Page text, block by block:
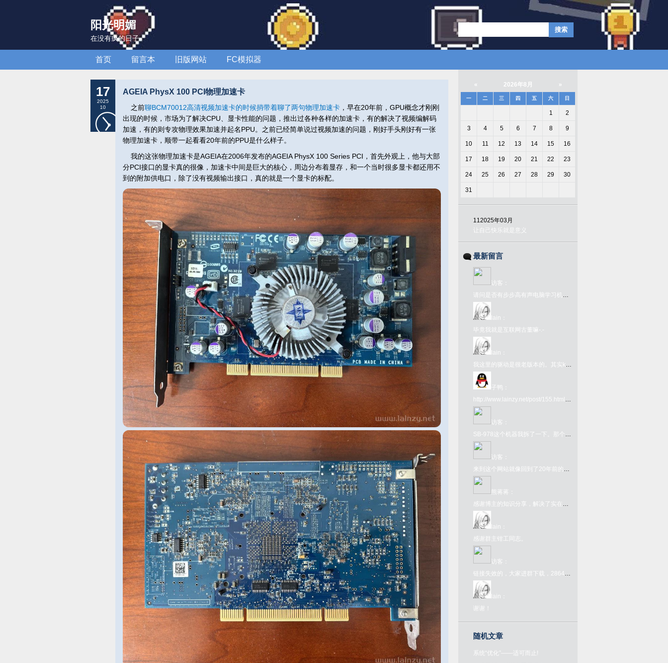
阳光明媚
在没有疯的日子
首页 留言本 旧版网站 FC模拟器
17
2025
10
AGEIA PhysX 100 PCI物理加速卡
之前聊BCM70012高清视频加速卡的时候捎带着聊了两句物理加速卡 ，早在20年前，GPU概念才刚刚
出现的时候，市场为了解决CPU、显卡性能的问题，推出过各种各样的加速卡，有的解决了视频编解码
加速，有的则专攻物理效果加速并起名PPU。之前已经简单说过视频加速的问题，刚好手头刚好有一张
物理加速卡，顺带一起看看20年前的PPU是什么样子。
我的这张物理加速卡是AGEIA在2006年发布的AGEIA PhysX 100 Series PCI，首先外观上，他与大部
分PCI接口的显卡真的很像，加速卡中间是巨大的核心，周边分布着显存，和一个当时很多显卡都还用不
到的附加供电口，除了没有视频输出接口，真的就是一个显卡的标配。
« 2026年8月 »
一 二 三 四 五 六 日
1 2
3 4 5 6 7 8 9
10 11 12 13 14 15 16
17 18 19 20 21 22 23
24 25 26 27 28 29 30
31
112025年03月
让自己快乐就是意义
最新留言
访客
请问是否有步步高有声电脑学习机语音1号或2号的ROM文件？
lain
毕竟我就是互联网古董嘛-.-
lain
我这里的驱动是很老版本的。其实kx驱动网上很好下载啊。在github上有kx驱动的下载链接：https://github.com/kxproject/kX-Audio-driver-binaries
子鸭
http://www.lainzy.net/post/155.html您好 这个百度网盘链接里面的文件是否还能下载 很难找
访客
SB-978这个机器我拆了一下。那个FC转接卡内部其实是一个牛屎版的UM6561，所以那个转接卡本身就是个FC了，插到978上只为了取电和接入手柄键盘吧就。978本体是另一颗牛屎，看不出任何型号。很奇葩的一个主机型号了。
访客
来到这个网站就像回到了20年前的互联网一样，太酷了
熊蒋蒋
感谢博主的知识分享，解决了实在的问题
lain
感谢群主钳工同志。
访客
链接失效的，大家进群下载，286445907，欢迎大家来喝茶
lain
谢谢！
随机文章
系统“优化”——适可而止!